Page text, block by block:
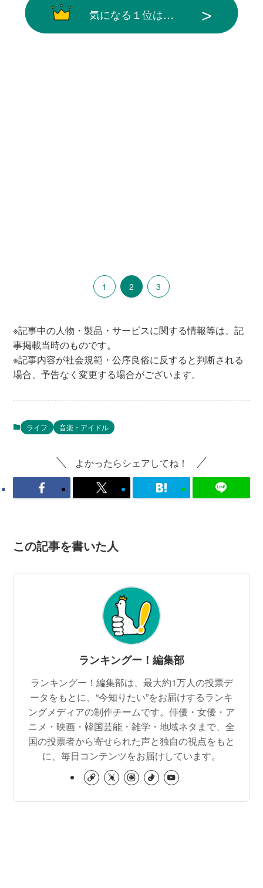
気になる１位は…
1 2 3
※記事中の人物・製品・サービスに関する情報等は、記
事掲載当時のものです。
※記事内容が社会規範・公序良俗に反すると判断される
場合、予告なく変更する場合がございます。
ライフ 音楽・アイドル
よかったらシェアしてね！
この記事を書いた人
ランキングー！編集部
ランキングー！編集部は、最大約1万人の投票デ
ータをもとに、“今知りたい”をお届けするランキ
ングメディアの制作チームです。俳優・女優・ア
ニメ・映画・韓国芸能・雑学・地域ネタまで、全
国の投票者から寄せられた声と独自の視点をもと
に、毎日コンテンツをお届けしています。